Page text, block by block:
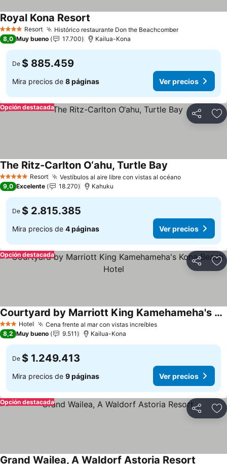
4 EstrellasResort Histórico restaurante Don the BeachcomberVer precios
Royal Kona Resort
8,0 Muy bueno 17.700 Kailua-Kona
De $ 885.459
Mira precios de 8 páginas Ver precios
Compartir
Opción destacada
5 Estrellas Resort Vestíbulos al aire libre con vistas al océanoVer precios
The Ritz-Carlton O‘ahu, Turtle Bay
9,0 Excelente 18.270 Kahuku
De $ 2.815.385
Mira precios de 4 páginas Ver precios
Compartir
Opción destacada
3 Estrellas
Hotel Cena frente al mar con vistas increíblesVer precios
Courtyard by Marriott King Kamehameha's Kona Beach Hotel
Ver precios
8,2 Muy bueno 9.511 Kailua-Kona
De $ 1.249.413
Mira precios de 9 páginas Ver precios
Compartir
Opción destacada
Grand Wailea, A Waldorf Astoria Resort